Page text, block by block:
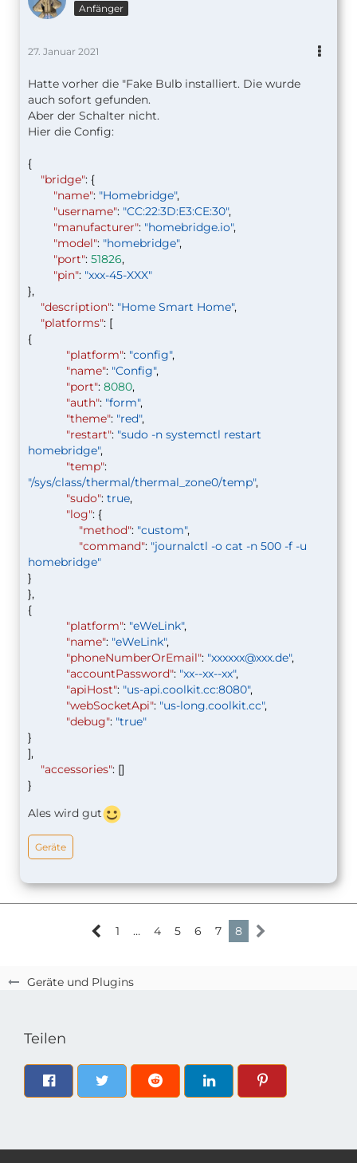
Geräte und Plugins
Anfänger
27. Januar 2021
Hatte vorher die "Fake Bulb installiert. Die wurde
auch sofort gefunden.
Aber der Schalter nicht.
Hier die Config:
{
"bridge": {
"name": "Homebridge",
"username": "CC:22:3D:E3:CE:30",
"manufacturer": "homebridge.io",
"model": "homebridge",
"port": 51826,
"pin": "xxx-45-XXX"
},
"description": "Home Smart Home",
"platforms": [
{
"platform": "config",
"name": "Config",
"port": 8080,
"auth": "form",
"theme": "red",
"restart": "sudo -n systemctl restart
homebridge",
"temp":
"/sys/class/thermal/thermal_zone0/temp",
"sudo": true,
"log": {
"method": "custom",
"command": "journalctl -o cat -n 500 -f -u
homebridge"
}
},
{
"platform": "eWeLink",
"name": "eWeLink",
"phoneNumberOrEmail": "xxxxxx@xxx.de",
"accountPassword": "xx--xx--xx",
"apiHost": "us-api.coolkit.cc:8080",
"webSocketApi": "us-long.coolkit.cc",
"debug": "true"
}
],
"accessories": []
}
Ales wird gut
Geräte
1 … 4 5 6 7 8
Teilen